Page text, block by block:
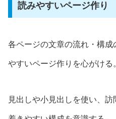
読みやすいページ作り
各ページの文章の流れ・構
やすいページ作りを心がける
見出しや小見出しを使い、